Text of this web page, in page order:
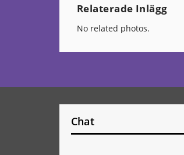
Relaterade Inlägg
No related photos.
Chat